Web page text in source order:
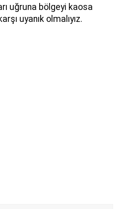
uğruna bölgeyi kaosa
uyanık olmalıyız.